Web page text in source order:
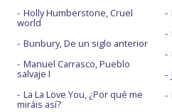
Holly Humberstone, Cruel
world
Bunbury, De un siglo anterior
Manuel Carrasco, Pueblo
salvaje I
La La Love You, ¿Por qué me
miráis así?